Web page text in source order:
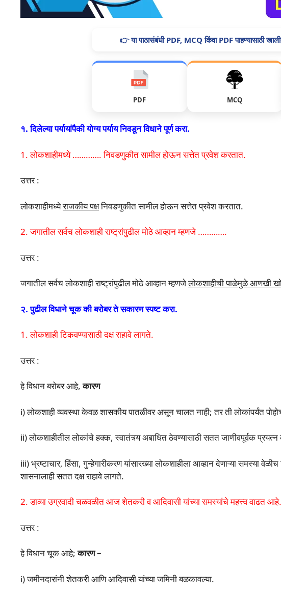
👉 या पाठासंबंधी PDF, MCQ किंवा PDF पाहण्यासाठी
PDF MCQ
१. दिलेल्या पर्यायांपैकी योग्य पर्याय निवडून विधाने पूर्ण करा.
1. लोकशाहीमध्ये …………. निवडणुकीत सामील होऊन सत्तेत प्रवेश करतात.
उत्तर :
लोकशाहीमध्येराजकीय पक्षनिवडणुकीत सामील होऊन सत्तेत प्रवेश करतात.
2. जगातील सर्वच लोकशाही राष्ट्रांपुढील मोठे आव्हान म्हणजे ………….
उत्तर :
जगातील सर्वच लोकशाही राष्ट्रांपुढील मोठे आव्हान म्हणजेलोकशाहीची पाळेमुळे आणखी
२. पुढील विधाने चूक की बरोबर ते सकारण स्पष्ट करा.
1. लोकशाही टिकवण्यासाठी दक्ष राहावे लागते.
उत्तर :
हे विधान बरोबर आहे,कारण
i) लोकशाही व्यवस्था केवळ शासकीय पातळीवर असून चालत नाही; तर ती लोकांपर्यंत
ii) लोकशाहीतील लोकांचे हक्क, स्वातंत्र्य अबाधित ठेवण्यासाठी सतत जाणीवपूर्वक
iii) भ्रष्टाचार, हिंसा, गुन्हेगारीकरण यांसारख्या लोकशाहीला आव्हान देणाऱ्या समस्या
शासनालाही सतत दक्ष राहावे लागते.
2. डाव्या उग्रवादी चळवळीत आज शेतकरी व आदिवासी यांच्या समस्यांचे महत्त्व वाढत आहे.
उत्तर :
हे विधान चूक आहे;कारण –
i) जमीनदारांनी शेतकरी आणि आदिवासी यांच्या जमिनी बळकावल्या.